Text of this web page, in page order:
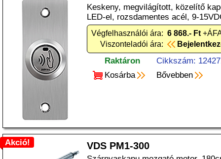
Keskeny, megvilágított, közelítő
LED-el, rozsdamentes acél, 9-
Végfelhasználói ára: 6 868.- Ft
Viszonteladói ára:
Raktáron
Cikkszám:
Kosárba
Bővebben
Akció! VDS PM1-300